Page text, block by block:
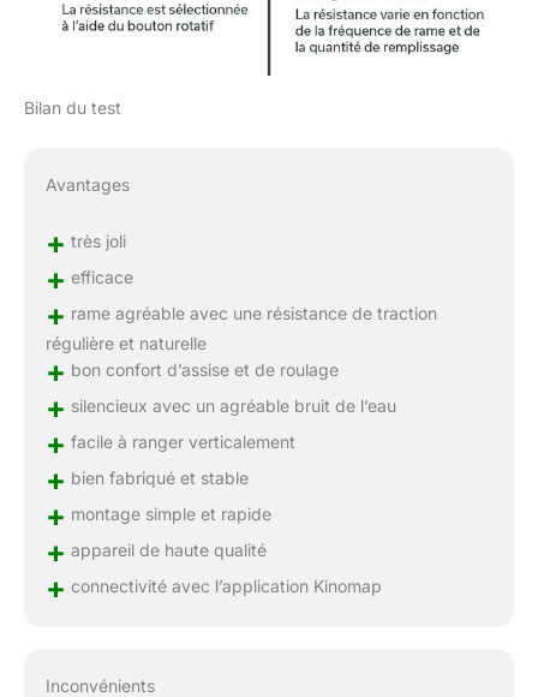
Bilan du test
Avantages
+ très joli
+ efficace
+ rame agréable avec une résistance de traction
régulière et naturelle
+ bon confort d’assise et de roulage
+ silencieux avec un agréable bruit de l’eau
+ facile à ranger verticalement
+ bien fabriqué et stable
+ montage simple et rapide
+ appareil de haute qualité
+ connectivité avec l’application Kinomap
Inconvénients